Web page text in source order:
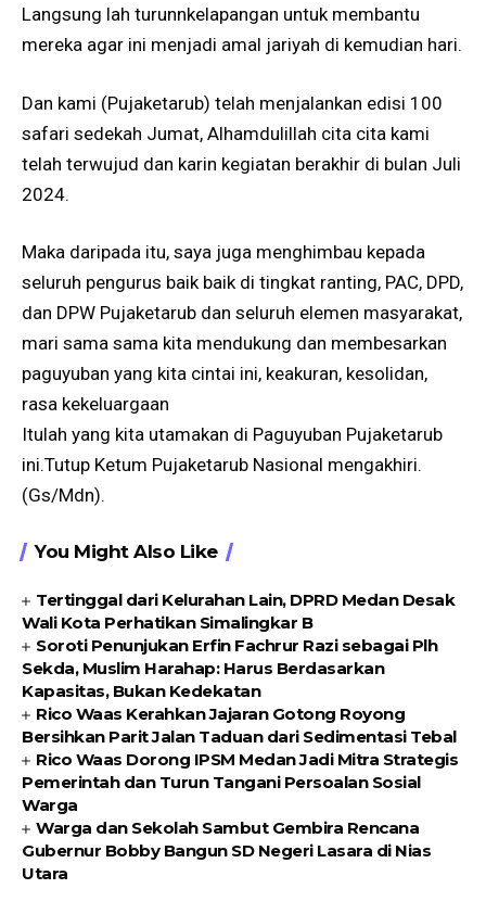
Langsung lah turunnkelapangan untuk membantu
mereka agar ini menjadi amal jariyah di kemudian hari.
Dan kami (Pujaketarub) telah menjalankan edisi 100
safari sedekah Jumat, Alhamdulillah cita cita kami
telah terwujud dan karin kegiatan berakhir di bulan Juli
2024.
Maka daripada itu, saya juga menghimbau kepada
seluruh pengurus baik baik di tingkat ranting, PAC, DPD,
dan DPW Pujaketarub dan seluruh elemen masyarakat,
mari sama sama kita mendukung dan membesarkan
paguyuban yang kita cintai ini, keakuran, kesolidan,
rasa kekeluargaan
Itulah yang kita utamakan di Paguyuban Pujaketarub
ini.Tutup Ketum Pujaketarub Nasional mengakhiri.
(Gs/Mdn).
You Might Also Like
Tertinggal dari Kelurahan Lain, DPRD Medan Desak
Wali Kota Perhatikan Simalingkar B
Soroti Penunjukan Erfin Fachrur Razi sebagai Plh
Sekda, Muslim Harahap: Harus Berdasarkan
Kapasitas, Bukan Kedekatan
Rico Waas Kerahkan Jajaran Gotong Royong
Bersihkan Parit Jalan Taduan dari Sedimentasi Tebal
Rico Waas Dorong IPSM Medan Jadi Mitra Strategis
Pemerintah dan Turun Tangani Persoalan Sosial
Warga
Warga dan Sekolah Sambut Gembira Rencana
Gubernur Bobby Bangun SD Negeri Lasara di Nias
Utara